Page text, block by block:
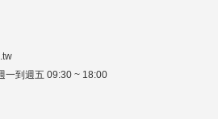
一到週五 09:30 ~ 18:00